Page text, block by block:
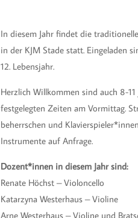
In diesem Jahr findet die traditionelle
in der KJM Stade statt. Eingeladen
12. Lebensjahr.
Herzlich Willkommen sind auch 8-
festgelegten Zeiten am Vormittag.
beherrschen und
Instrumente auf Anfrage.
Dozent*innen in diesem Jahr sind:
Renate Höchst – Violoncello
Katarzyna Westerhaus – Violine
Arne Westerhaus – Violine und